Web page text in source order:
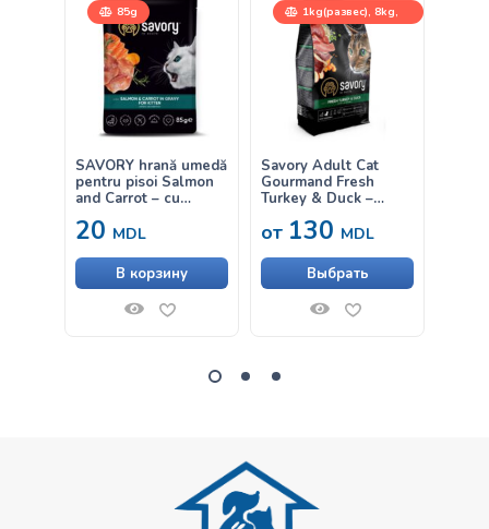
85g
SAVORY hrană umedă
pentru pisoi Salmon
and Carrot – cu
sos 85g
20 MDL
В корзину
1kg(развес), 8kg,
400g, 2kg
Savory Adult Cat
Gourmand Fresh
Turkey & Duck –
completă, cu conținut
bază de carne
proaspătă de curcan
от 130 MDL
Выбрать